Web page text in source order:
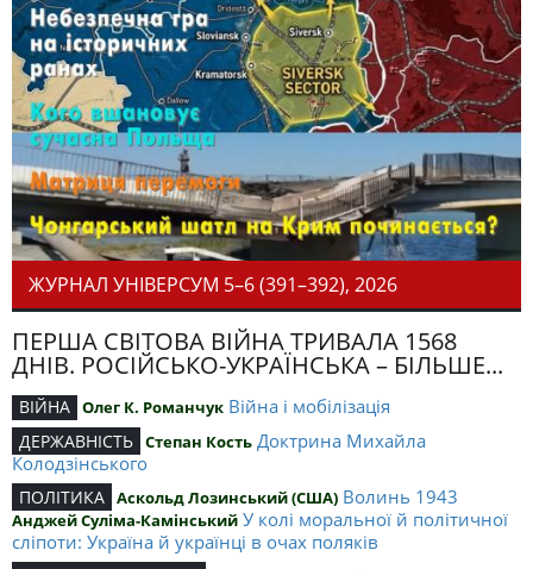
ЖУРНАЛ УНІВЕРСУМ 5–6 (391–392), 2026
ПЕРША СВІТОВА ВІЙНА ТРИВАЛА 1568
ДНІВ. РОСІЙСЬКО-УКРАЇНСЬКА – БІЛЬШЕ...
ВІЙНА Олег К. Романчук Війна і мобілізація
ДЕРЖАВНІСТЬ Степан Кость Доктрина Михайла
Колодзінського
ПОЛІТИКА Аскольд Лозинський (США) Волинь 1943
Анджей Суліма-Камінський У колі моральної й політичної
сліпоти: Україна й українці в очах поляків